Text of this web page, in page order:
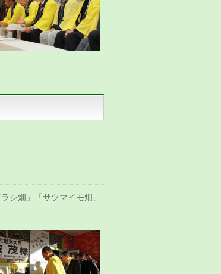
シ畑」「サツマイモ畑」